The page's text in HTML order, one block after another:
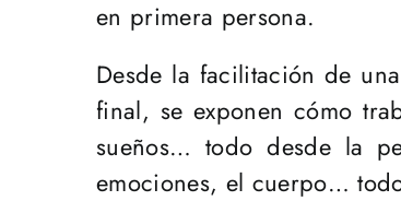
en primera persona.
Desde la facilitación de
final, se exponen cómo
sueños… todo desde la
emociones, el cuerpo…